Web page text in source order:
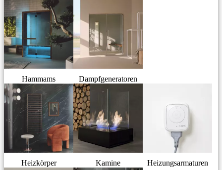
Hammams Dampfgeneratoren
Heizkörper Kamine Heizungsarmaturen